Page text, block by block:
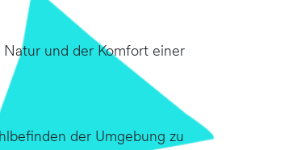
und der Komfort einer
der Umgebung zu